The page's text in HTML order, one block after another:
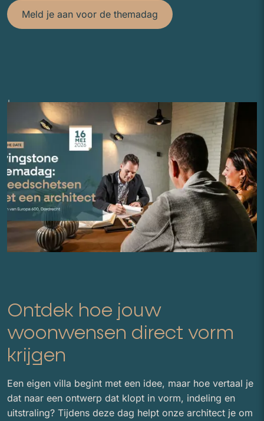
Meld je aan voor de themadag
Ontdek hoe jouw
woonwensen direct vorm
krijgen
Een eigen villa begint met een idee, maar hoe vertaal je
dat naar een ontwerp dat klopt in vorm, indeling en
uitstraling? Tijdens deze dag helpt onze architect je om